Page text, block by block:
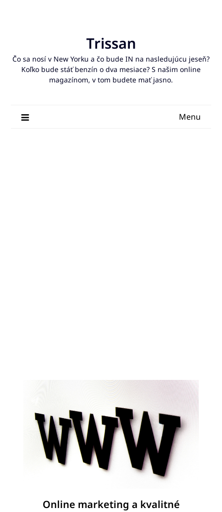
Trissan
Čo sa nosí v New Yorku a čo bude IN na nasledujúcu jeseň?
Koľko bude stáť benzín o dva mesiace? S našim online
magazínom, v tom budete mať jasno.
Menu
Online marketing a kvalitné